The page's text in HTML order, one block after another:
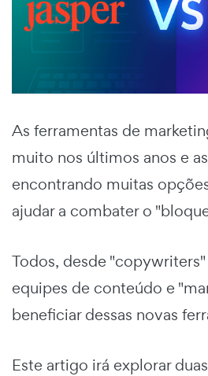
As ferramentas de
muito nos últimos anos e
encontrando muitas
ajudar a combater o
Todos, desde
equipes de conteúdo e
beneficiar dessas novas
Este artigo irá explorar